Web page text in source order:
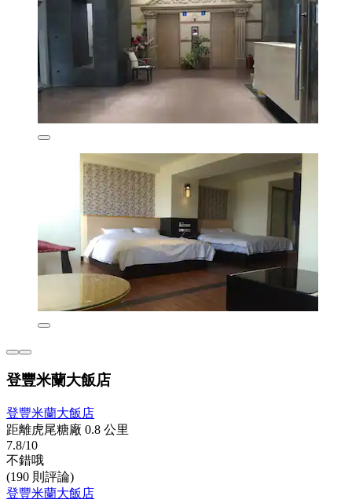
登豐米蘭大飯店
登豐米蘭大飯店
距離虎尾糖廠 0.8 公里
7.8/10
不錯哦
(190 則評論)
登豐米蘭大飯店